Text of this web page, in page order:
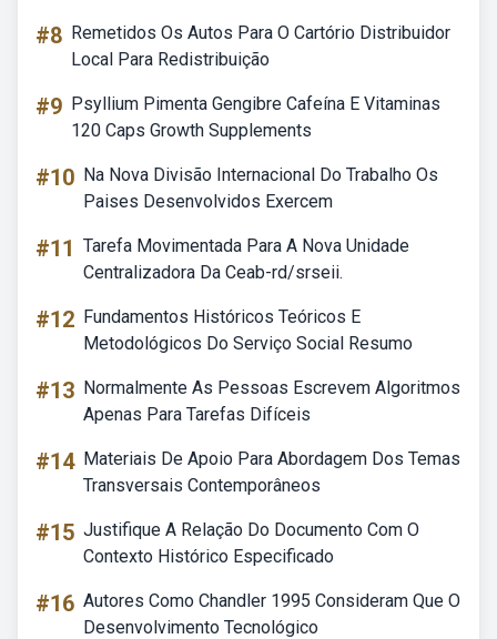
#8 Remetidos Os Autos Para O Cartório Distribuidor
Local Para Redistribuição
#9 Psyllium Pimenta Gengibre Cafeína E Vitaminas
120 Caps Growth Supplements
#10 Na Nova Divisão Internacional Do Trabalho Os
Paises Desenvolvidos Exercem
#11 Tarefa Movimentada Para A Nova Unidade
Centralizadora Da Ceab-rd/srseii.
#12 Fundamentos Históricos Teóricos E
Metodológicos Do Serviço Social Resumo
#13 Normalmente As Pessoas Escrevem Algoritmos
Apenas Para Tarefas Difíceis
#14 Materiais De Apoio Para Abordagem Dos Temas
Transversais Contemporâneos
#15 Justifique A Relação Do Documento Com O
Contexto Histórico Especificado
#16 Autores Como Chandler 1995 Consideram Que O
Desenvolvimento Tecnológico